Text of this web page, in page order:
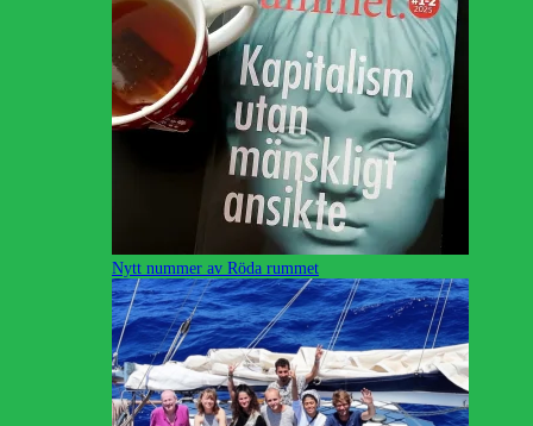
Nytt nummer av Röda rummet